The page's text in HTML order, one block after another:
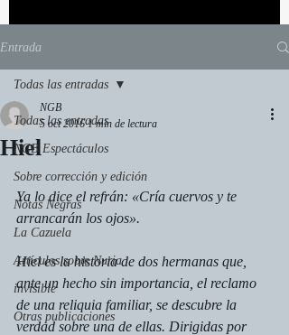
Entrada
Todas las entradas
NGB Espectáculos
Sobre corrección y edición
Notas Negras
La Cazuela
Artículos sobre Nuria
invisible
Otras publicaciones
Todas las entradas
Hiel
NGB
5 oct 2016 1 min de lectura
Ya lo dice el refrán: «Cría cuervos y te
arrancarán los ojos».
Hiel es la historia de dos hermanas que,
ante un hecho sin importancia, el reclamo
de una reliquia familiar, se descubre la
verdad sobre una de ellas. Dirigidas por